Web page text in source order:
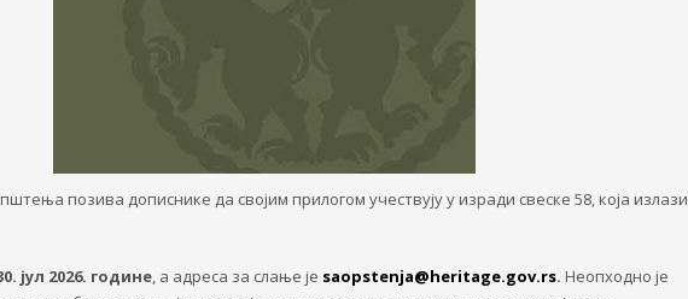
позива дописнике да својим прилогом учествују у изради свеске 58, која излази
јул 2026. године, а aдреса за слање је saopstenja@heritage.gov.rs. Неопходно је